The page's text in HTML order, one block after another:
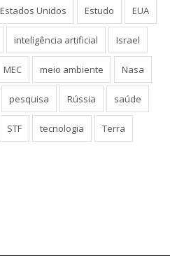
Estados Unidos Estudo EUA
inteligência artificial Israel
MEC meio ambiente Nasa
pesquisa Rússia saúde
STF tecnologia Terra